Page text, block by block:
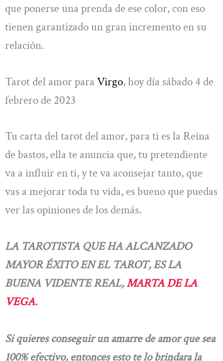
que ponerse una prenda de ese color, con eso
tienen garantizado un gran incremento en su
relación.
Tarot del amor para Virgo, hoy día sábado 4 de
febrero de 2023
Tu carta del tarot del amor, para ti es la Reina
de bastos, ella te anuncia que, tu pretendiente
va a influir en ti, y te va aconsejar tanto, que
vas a mejorar toda tu vida, es bueno que puedas
ver las opiniones de los demás.
LA TAROTISTA QUE HA ALCANZADO
MAYOR ÉXITO EN EL TAROT, ES LA
BUENA VIDENTE REAL,MARTA DE LA
VEGA.
Si quieres conseguir un amarre de amor que sea
100% efectivo, entonces esto te lo brindara la